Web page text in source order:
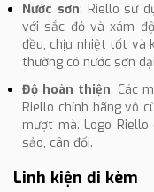
Nước sơn: Riello sử
với sắc đỏ và xám
đều, chịu nhiệt tốt và
thường có nước sơn
Độ hoàn thiện: Các
Riello chính hãng vô
mượt mà. Logo
sảo, cân đối.
Linh kiện đi kèm